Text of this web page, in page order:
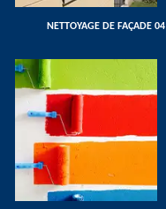
NETTOYAGE DE FAÇADE 04